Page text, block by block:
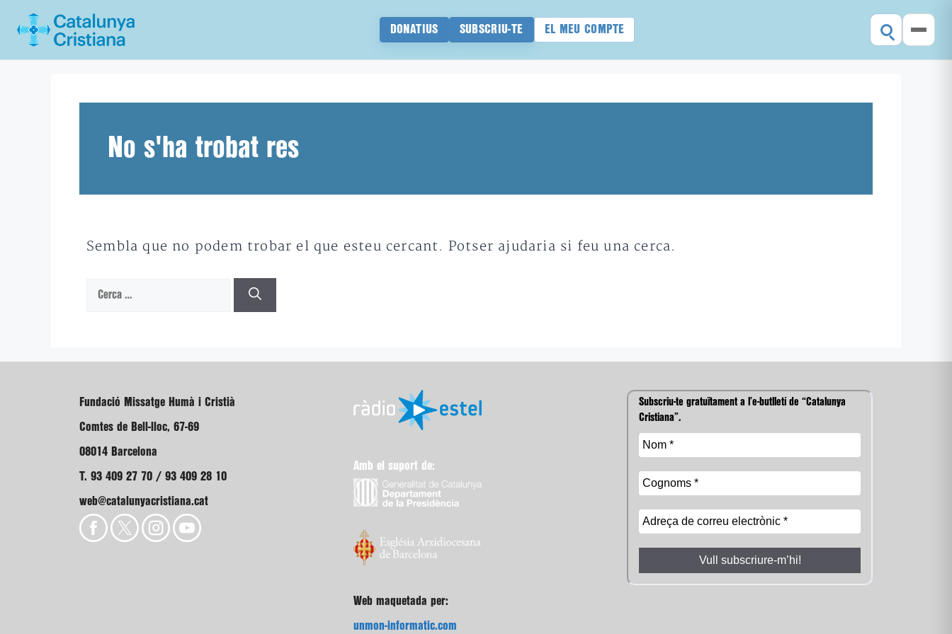
DONATIUS SUBSCRIU-TE EL MEU COMPTE
No s'ha trobat res
Sembla que no podem trobar el que esteu cercant. Potser ajudaria si feu una cerca.
Cerca:
Fundació Missatge Humà i Cristià
Comtes de Bell-lloc, 67-69
08014 Barcelona
T. 93 409 27 70 / 93 409 28 10
web@catalunyacristiana.cat
Amb el suport de:
Web maquetada per:
unmon-informatic.com
Subscriu-te gratuïtament a l’e-butlletí de “Catalunya
Cristiana”.